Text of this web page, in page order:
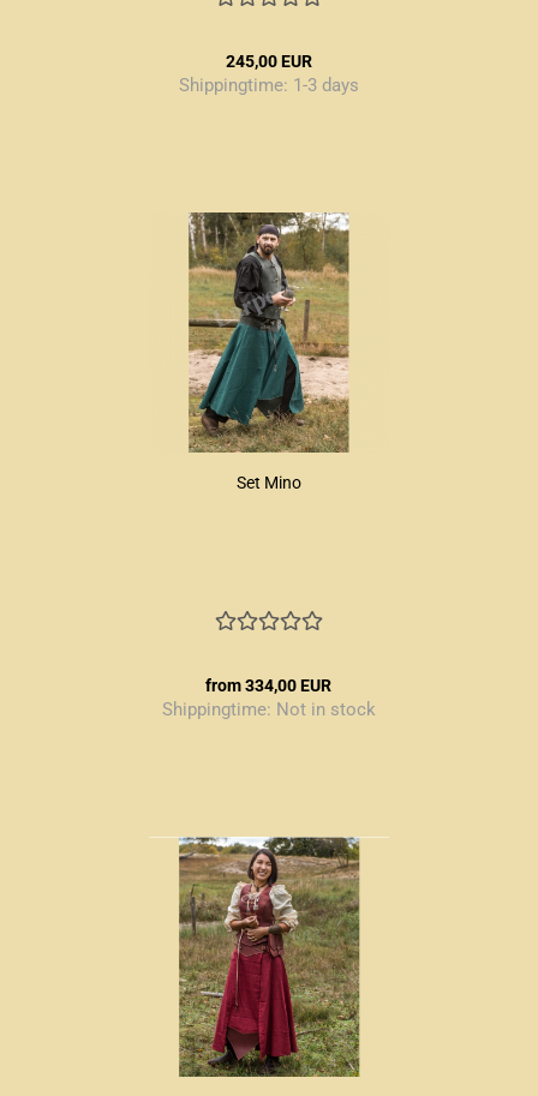
245,00 EUR
Shippingtime: 1-3 days
Set Mino
from 334,00 EUR
Shippingtime: Not in stock